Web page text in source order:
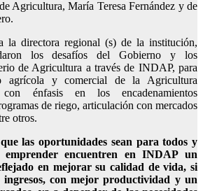
Agricultura, María Teresa Fernández y de
la directora regional (s) de la institución,
los desafíos del Gobierno y los
de Agricultura a través de INDAP, para
agrícola y comercial de la Agricultura
énfasis en los encadenamientos
de riego, articulación con mercados
otros.
las oportunidades sean para todos y
emprender encuentren en INDAP un
en mejorar su calidad de vida, si
ingresos, con mejor productividad y un